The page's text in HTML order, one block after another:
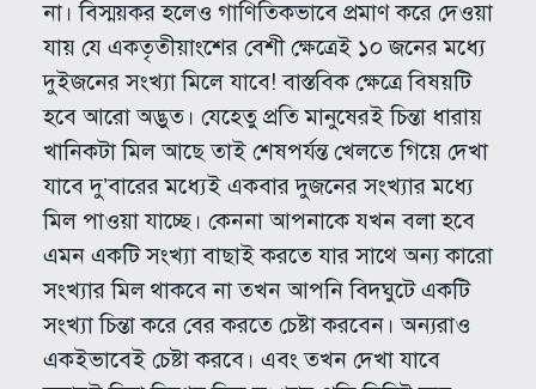
না। বিস্ময়কর হলেও গাণিতিকভাবে প্রমাণ করে দেওয়া
যায় যে একতৃতীয়াংশের বেশী ক্ষেত্রেই ১০ জনের মধ্যে
দুইজনের সংখ্যা মিলে যাবে! বাস্তবিক ক্ষেত্রে বিষয়টি
হবে আরো অদ্ভুত। যেহেতু প্রতি মানুষেরই চিন্তা ধারায়
খানিকটা মিল আছে তাই শেষপর্যন্ত খেলতে গিয়ে দেখা
যাবে দু’বারের মধ্যেই একবার দুজনের সংখ্যার মধ্যে
মিল পাওয়া যাচ্ছে। কেননা আপনাকে যখন বলা হবে
এমন একটি সংখ্যা বাছাই করতে যার সাথে অন্য কারো
সংখ্যার মিল থাকবে না তখন আপনি বিদঘুটে একটি
সংখ্যা চিন্তা করে বের করতে চেষ্টা করবেন। অন্যরাও
একইভাবেই চেষ্টা করবে। এবং তখন দেখা যাবে